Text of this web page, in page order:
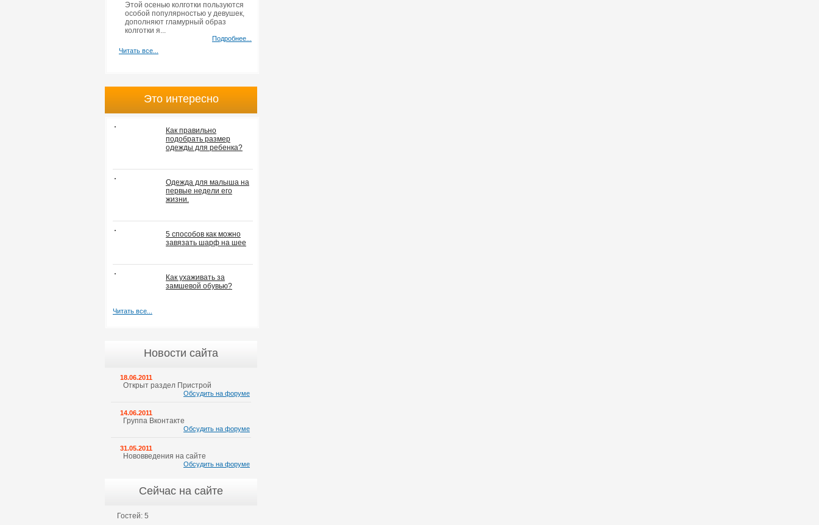
Этой осенью колготки пользуются
особой популярностью у девушек,
дополняют гламурный образ
колготки я...
Подробнее...
Читать все...
Это интересно
Как правильно
подобрать размер
одежды для ребенка?
Одежда для малыша на
первые недели его
жизни.
5 способов как можно
завязать шарф на шее
Как ухаживать за
замшевой обувью?
Читать все...
Новости сайта
18.06.2011
Открыт раздел Пристрой
Обсудить на форуме
14.06.2011
Группа Вконтакте
Обсудить на форуме
31.05.2011
Нововведения на сайте
Обсудить на форуме
Сейчас на сайте
Гостей: 5